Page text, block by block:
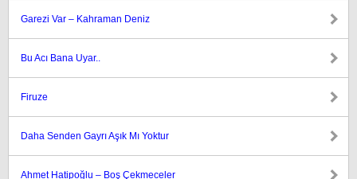
Garezi Var – Kahraman Deniz
Bu Acı Bana Uyar..
Firuze
Daha Senden Gayrı Aşık Mı Yoktur
Ahmet Hatipoğlu – Boş Çekmeceler